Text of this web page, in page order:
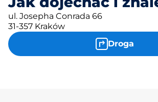
ul. Josepha Conrada 66
31-357 Kraków
Droga